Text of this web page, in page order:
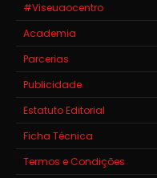
#Viseuaocentro
Academia
Parcerias
Publicidade
Estatuto Editorial
Ficha Técnica
Termos e Condições